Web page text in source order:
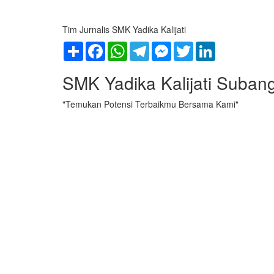
Tim Jurnalis SMK Yadika Kalijati
Share FacebookWhatsAppTelegramMessenger
Twitter
SMK Yadika Kalijati
"Temukan Potensi Terbaikmu Bersama Kami"